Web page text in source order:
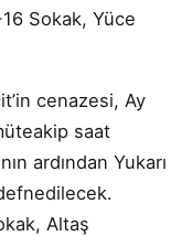
Sokak, Yüce
cenazesi, Ay
saat
ardından Yukarı
Altaş